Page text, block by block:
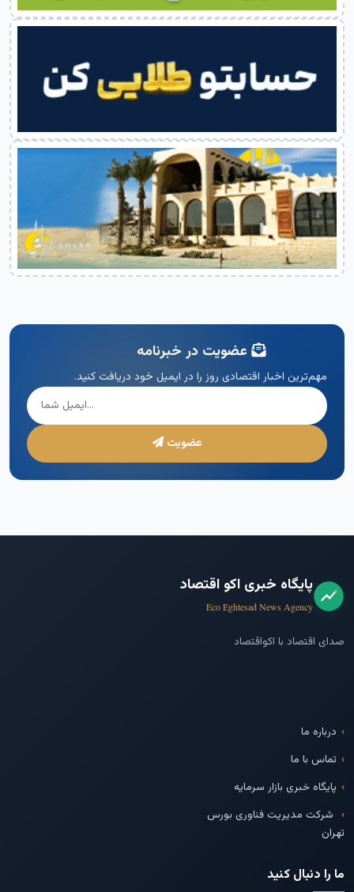
عضویت در خبرنامه
مهم‌ترین اخبار اقتصادی روز را در ایمیل خود دریافت کنید.
عضویت
پایگاه خبری اکو اقتصاد
Eco Eghtesad News Agency
صدای اقتصاد با اکواقتصاد
درباره ما
تماس با ما
پایگاه خبری بازار سرمایه
شرکت مدیریت فناوری بورس
تهران
ما را دنبال کنید